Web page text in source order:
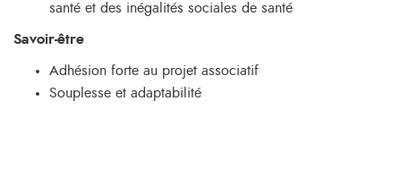
santé et des inégalités sociales de santé
Savoir-être
Adhésion forte au projet associatif
Souplesse et adaptabilité